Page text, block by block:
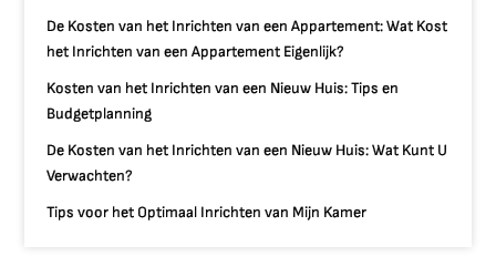
De Kosten van het Inrichten van een Appartement: Wat Kost
het Inrichten van een Appartement Eigenlijk?
Kosten van het Inrichten van een Nieuw Huis: Tips en
Budgetplanning
De Kosten van het Inrichten van een Nieuw Huis: Wat Kunt U
Verwachten?
Tips voor het Optimaal Inrichten van Mijn Kamer